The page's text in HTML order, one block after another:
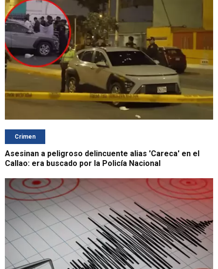
Crimen
Asesinan a peligroso delincuente alias 'Careca' en el
Callao: era buscado por la Policía Nacional